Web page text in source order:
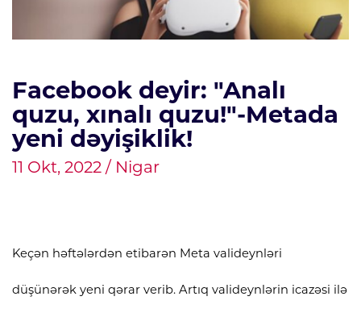
Facebook deyir: "Analı
quzu, xınalı quzu!"-Metada
yeni dəyişiklik!
11 Okt, 2022 / Nigar
Keçən həftələrdən etibarən Meta valideynləri
düşünərək yeni qərar verib. Artıq valideynlərin icazəsi ilə